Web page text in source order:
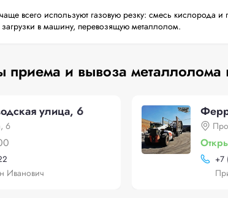
всего используют газовую резку: смесь кислорода и
в машину, перевозящую металлолом.
приема и вывоза металлолома
улица, 6
6
Иванович
+7